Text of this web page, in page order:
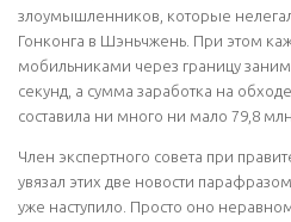
злоумышленников, которые
Гонконга в Шэньчжень. При этом
мобильниками через границу
секунд, а сумма заработка на
составила ни много ни мало 79,8
Член экспертного совета при
увязал этих две новости
уже наступило. Просто оно